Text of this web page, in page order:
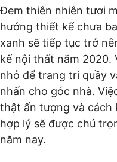
Đem thiên nhiên tươi
hướng thiết kế chưa
xanh sẽ tiếp tục trở
kế nội thất năm 2020.
nhỏ để trang trí quầy
nhấn cho góc nhà.
thật ấn tượng và cách
hợp lý sẽ được chú
năm nay.